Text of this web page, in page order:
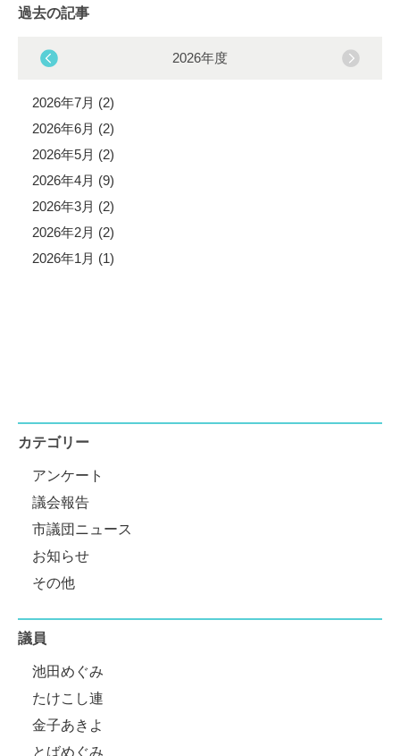
過去の記事
2026年度
2026年7月 (2)
2026年6月 (2)
2026年5月 (2)
2026年4月 (9)
2026年3月 (2)
2026年2月 (2)
2026年1月 (1)
カテゴリー
アンケート
議会報告
市議団ニュース
お知らせ
その他
議員
池田めぐみ
たけこし連
金子あきよ
とばめぐみ